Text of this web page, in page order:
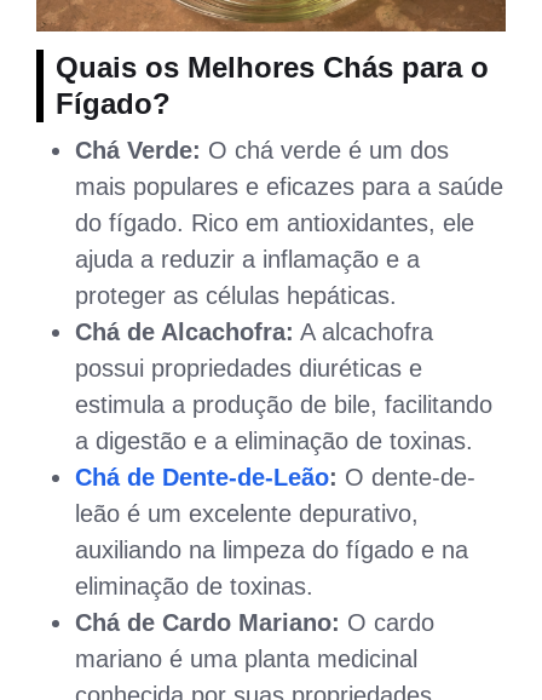
Quais os Melhores Chás para o
Fígado?
Chá Verde: O chá verde é um dos
mais populares e eficazes para a saúde
do fígado. Rico em antioxidantes, ele
ajuda a reduzir a inflamação e a
proteger as células hepáticas.
Chá de Alcachofra: A alcachofra
possui propriedades diuréticas e
estimula a produção de bile, facilitando
a digestão e a eliminação de toxinas.
Chá de Dente-de-Leão: O dente-de-
leão é um excelente depurativo,
auxiliando na limpeza do fígado e na
eliminação de toxinas.
Chá de Cardo Mariano: O cardo
mariano é uma planta medicinal